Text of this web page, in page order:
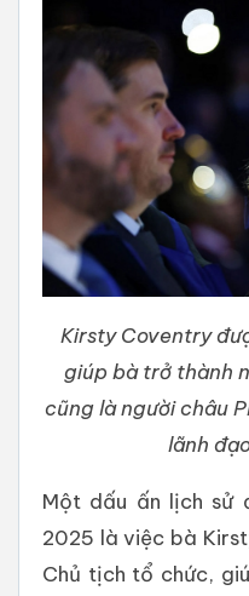
Kirsty Coventry
giúp bà trở thành
cũng là người châu
lãnh
Một dấu ấn lịch sử
2025 là việc bà
Chủ tịch tổ chức,